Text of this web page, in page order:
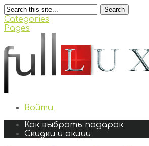
Search
Categories
Pages
Войти
Как выбрать подарок
Скидки и акции